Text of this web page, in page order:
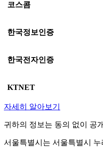
코스콤
한국정보인증
한국전자인증
KTNET
자세히 알아보기
귀하의 정보는 동의 없이 공
서울특별시는 서울특별시